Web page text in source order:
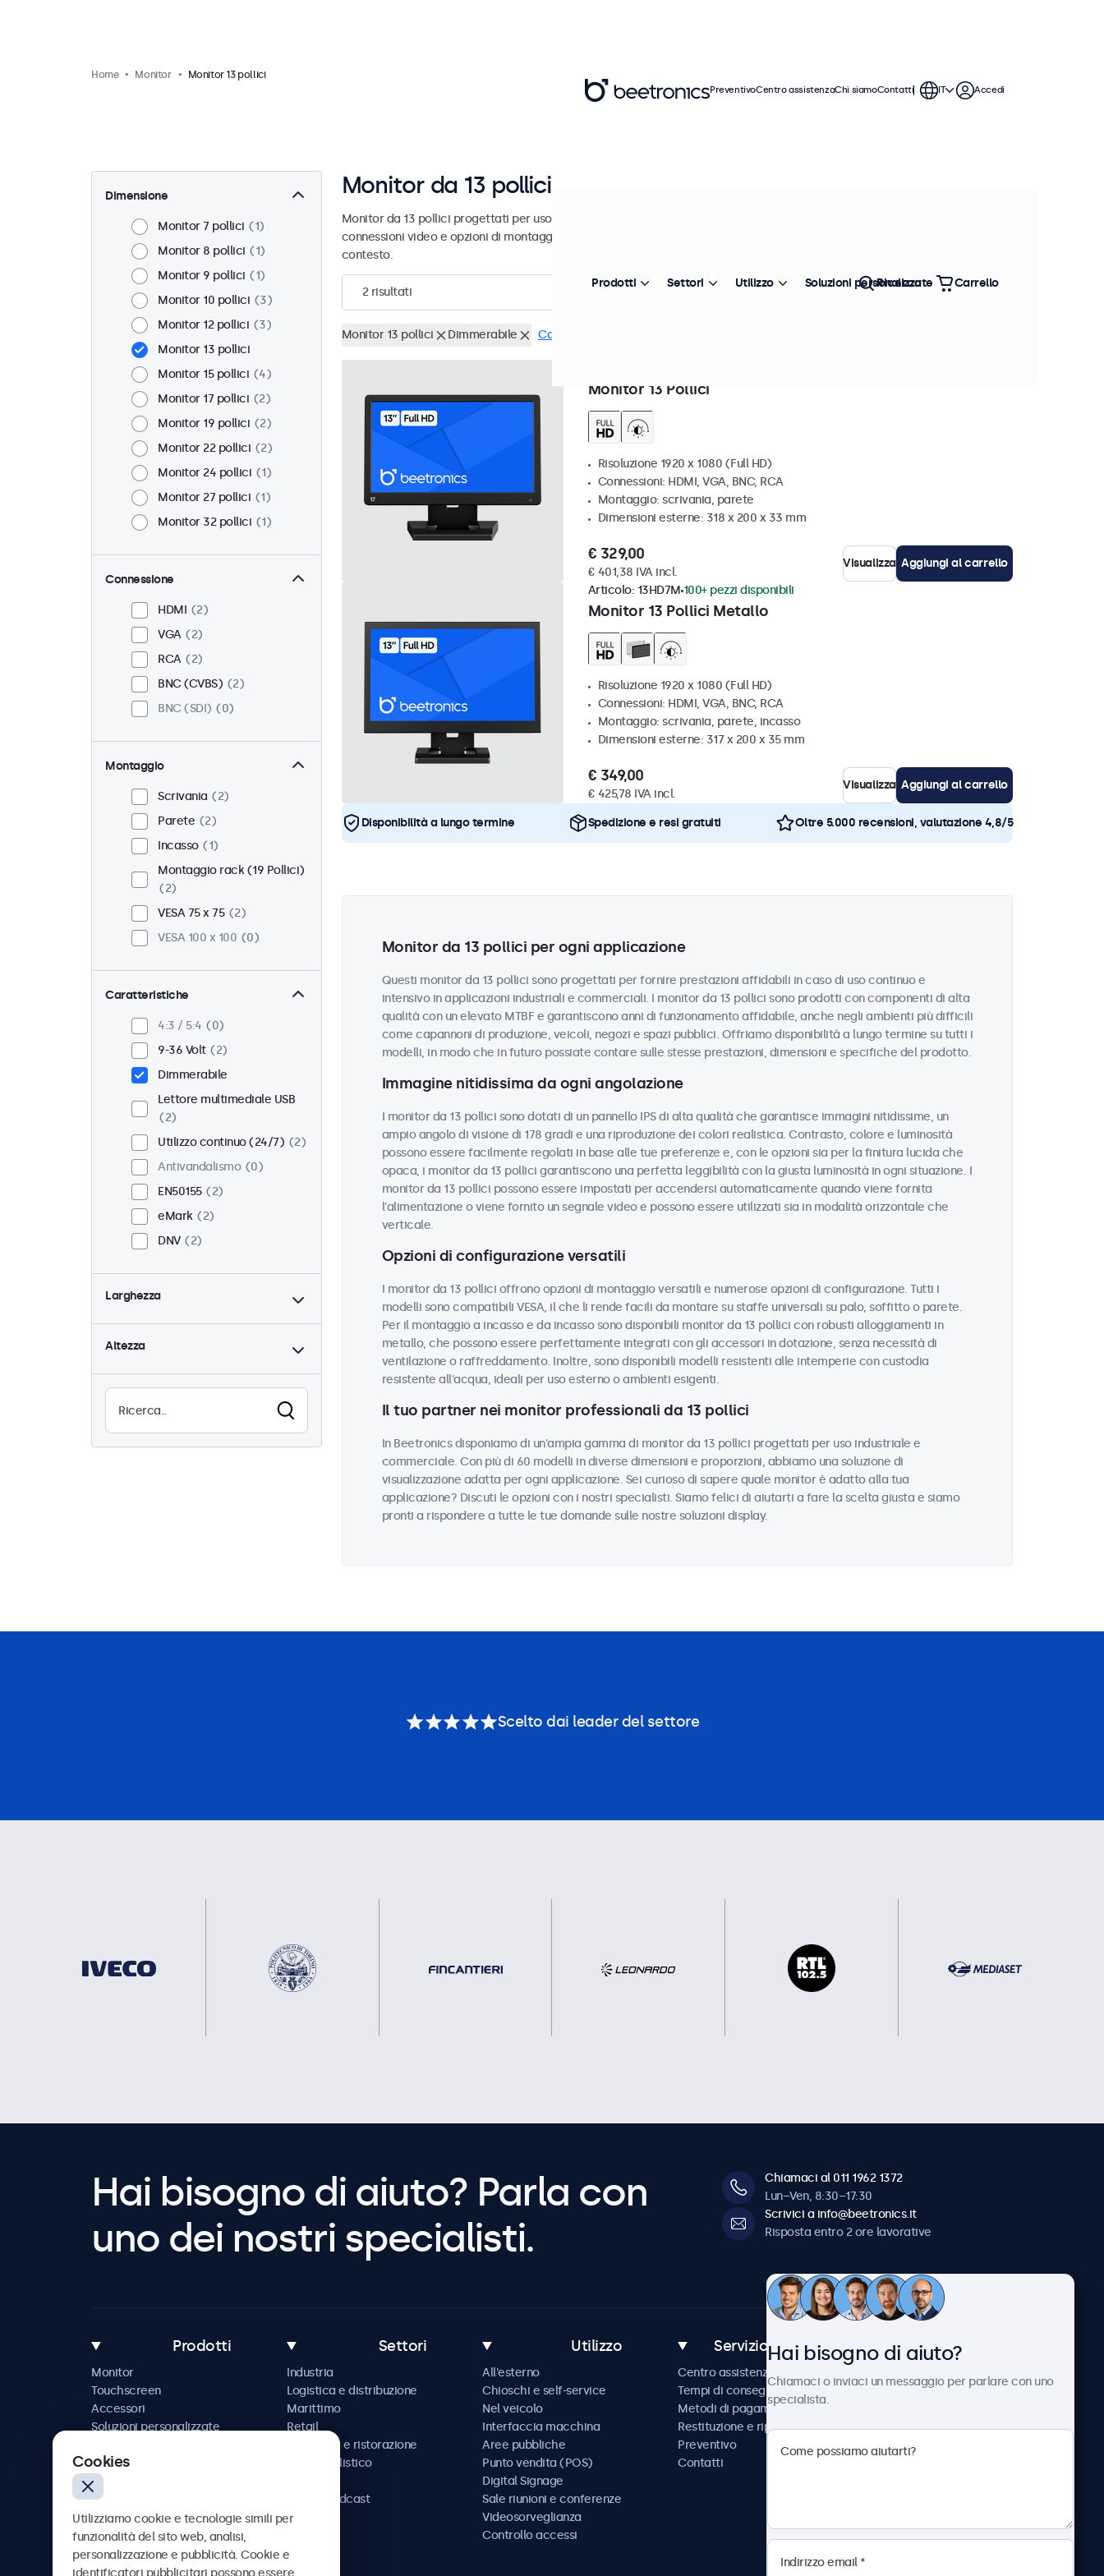
Home Monitor Monitor 13 pollici
Dimensione
Monitor 7 pollici
1
Monitor 8 pollici
1
Monitor 9 pollici
1
Monitor 10 pollici
3
Monitor 12 pollici
3
Monitor 13 pollici
Monitor 15 pollici
4
Monitor 17 pollici
2
Monitor 19 pollici
2
Monitor 22 pollici
2
Monitor 24 pollici
1
Monitor 27 pollici
1
Monitor 32 pollici
1
Connessione
HDMI
2
VGA
2
RCA
2
BNC (CVBS)
2
BNC (SDI)
0
Montaggio
Scrivania
2
Parete
2
Incasso
1
Montaggio rack (19 Pollici)
2
VESA 75 x 75
2
VESA 100 x 100
0
Caratteristiche
4:3 / 5:4
0
9-36 Volt
2
Dimmerabile
Lettore multimediale USB
2
Utilizzo continuo (24/7)
2
Antivandalismo
0
EN50155
2
eMark
2
DNV
2
Larghezza
Altezza
Monitor da 13 pollici
Monitor da 13 pollici progettati per uso industriale e commerciale. Questi monitor da 13 pollici offrono varie
connessioni video e opzioni di montaggio versatili, consentendo loro di integrarsi perfettamente qualsiasi
contesto.
2risultati Più venduto
Monitor 13 pollici Dimmerabile Cancella i filtri
Monitor 13 Pollici
Risoluzione 1920 x 1080 (Full HD)
Connessioni: HDMI, VGA, BNC, RCA
Montaggio: scrivania, parete
Dimensioni esterne: 318 x 200 x 33 mm
€ 329,00
€ 401,38 IVA incl.
Visualizza Aggiungi al carrello
Monitor 13 Pollici Metallo
Articolo: 13HD7M 100+ pezzi disponibili
Risoluzione 1920 x 1080 (Full HD)
Connessioni: HDMI, VGA, BNC, RCA
Montaggio: scrivania, parete, incasso
Dimensioni esterne: 317 x 200 x 35 mm
€ 349,00
€ 425,78 IVA incl.
Visualizza Aggiungi al carrello
Disponibilità a lungo termine Spedizione e resi gratuiti Oltre 5.000 recensioni, valutazione 4,8/5
Monitor da 13 pollici per ogni applicazione
Questi monitor da 13 pollici sono progettati per fornire prestazioni affidabili in caso di uso continuo e
intensivo in applicazioni industriali e commerciali. I monitor da 13 pollici sono prodotti con componenti di alta
qualità con un elevato MTBF e garantiscono anni di funzionamento affidabile, anche negli ambienti più difficili
come capannoni di produzione, veicoli, negozi e spazi pubblici. Offriamo disponibilità a lungo termine su tutti i
modelli, in modo che in futuro possiate contare sulle stesse prestazioni, dimensioni e specifiche del prodotto.
Immagine nitidissima da ogni angolazione
I monitor da 13 pollici sono dotati di un pannello IPS di alta qualità che garantisce immagini nitidissime, un
ampio angolo di visione di 178 gradi e una riproduzione dei colori realistica. Contrasto, colore e luminosità
possono essere facilmente regolati in base alle tue preferenze e, con le opzioni sia per la finitura lucida che
opaca, i monitor da 13 pollici garantiscono una perfetta leggibilità con la giusta luminosità in ogni situazione. I
monitor da 13 pollici possono essere impostati per accendersi automaticamente quando viene fornita
l'alimentazione o viene fornito un segnale video e possono essere utilizzati sia in modalità orizzontale che
verticale.
Opzioni di configurazione versatili
I monitor da 13 pollici offrono opzioni di montaggio versatili e numerose opzioni di configurazione. Tutti i
modelli sono compatibili VESA, il che li rende facili da montare su staffe universali su palo, soffitto o parete.
Per il montaggio a incasso e da incasso sono disponibili monitor da 13 pollici con robusti alloggiamenti in
metallo, che possono essere perfettamente integrati con gli accessori in dotazione, senza necessità di
ventilazione o raffreddamento. Inoltre, sono disponibili modelli resistenti alle intemperie con custodia
resistente all'acqua, ideali per uso esterno o ambienti esigenti.
Il tuo partner nei monitor professionali da 13 pollici
In Beetronics disponiamo di un'ampia gamma di monitor da 13 pollici progettati per uso industriale e
commerciale. Con più di 60 modelli in diverse dimensioni e proporzioni, abbiamo una soluzione di
visualizzazione adatta per ogni applicazione. Sei curioso di sapere quale monitor è adatto alla tua
applicazione? Discuti le opzioni con i nostri specialisti. Siamo felici di aiutarti a fare la scelta giusta e siamo
pronti a rispondere a tutte le tue domande sulle nostre soluzioni display.
PreventivoCentro assistenzaChi siamoContatti IT Accedi
Prodotti Settori Utilizzo Soluzioni personalizzate
Ricerca Carrello
Scelto dai leader del settore
Hai bisogno di aiuto? Parla con
uno dei nostri specialisti.
Chiamaci al 011 1962 1372
Lun–Ven, 8:30–17:30
Scrivici a info@beetronics.it
Risposta entro 2 ore lavorative
Prodotti
Monitor
Touchscreen
Accessori
Soluzioni personalizzate
Settori
Industria
Logistica e distribuzione
Marittimo
Retail
Ospitalità e ristorazione
Automobilistico
AV e broadcast
Sanità
Utilizzo
All'esterno
Chioschi e self-service
Nel veicolo
Interfaccia macchina
Aree pubbliche
Punto vendita (POS)
Digital Signage
Sale riunioni e conferenze
Videosorveglianza
Controllo accessi
Servizio Clienti
Centro assistenza
Tempi di consegna
Metodi di pagamento
Restituzione e riparazione
Preventivo
Contatti
Chi siamo
Notizie e aggiornamenti
Beetronics
Lavora con noi
Hai bisogno di aiuto?
Chiamaci o inviaci un messaggio per parlare con uno
specialista.
Cookies
Utilizziamo cookie e tecnologie simili per
funzionalità del sito web, analisi,
personalizzazione e pubblicità. Cookie e
identificatori pubblicitari possono essere